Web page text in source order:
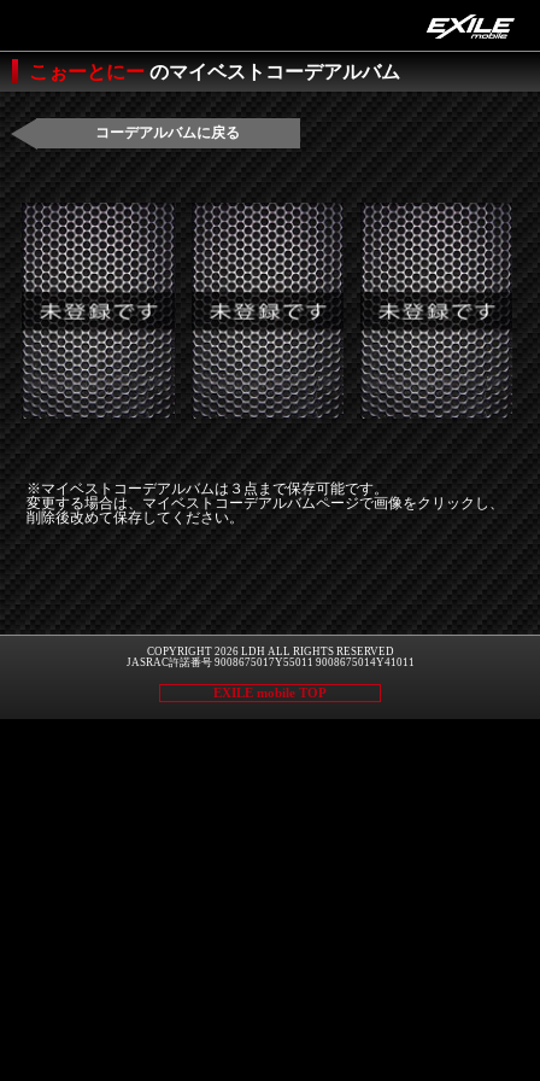
こぉーとにー のマイベストコーデアルバム
コーデアルバムに戻る
※マイベストコーデアルバムは３点まで保存可能です。
変更する場合は、マイベストコーデアルバムページで画像をクリックし、
削除後改めて保存してください。
COPYRIGHT 2026 LDH ALL RIGHTS RESERVED
JASRAC許諾番号 9008675017Y55011 9008675014Y41011
EXILE mobile TOP